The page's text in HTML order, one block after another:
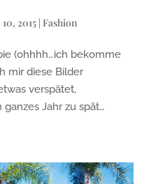
2015| Fashion
bekomme
mir diese Bilder
verspätet,
Jahr zu spät…